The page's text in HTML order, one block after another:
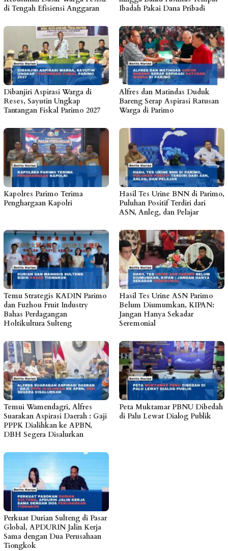
di Tengah Efisiensi Anggaran
Ibadah Pakai Dana Pribadi
Dibanjiri Aspirasi Warga di
Reses, Sayutin Ungkap
Tantangan Fiskal Parimo 2027
Alfres dan Matindas Duduk
Bareng Serap Aspirasi Ratusan
Warga di Parimo
Kapolres Parimo Terima
Penghargaan Kapolri
Hasil Tes Urine BNN di Parimo,
Puluhan Positif Terdiri dari
ASN, Anleg, dan Pelajar
Temu Strategis KADIN Parimo
dan Fuzhou Fruit Industry
Bahas Perdagangan
Holtikultura Sulteng
Hasil Tes Urine ASN Parimo
Belum Diumumkan, KIPAN:
Jangan Hanya Sekadar
Seremonial
Temui Wamendagri, Alfres
Suarakan Aspirasi Daerah : Gaji
PPPK Dialihkan ke APBN,
DBH Segera Disalurkan
Peta Muktamar PBNU Dibedah
di Palu Lewat Dialog Publik
Perkuat Durian Sulteng di Pasar
Global, APDURIN Jalin Kerja
Sama dengan Dua Perusahaan
Tiongkok